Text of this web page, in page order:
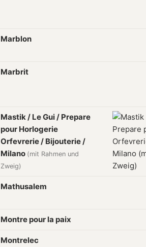
Marblon
Marbrit
Mastik / Le Gui / Prepare
pour Horlogerie
Orfevrerie / Bijouterie /
Milano (mit Rahmen und
Zweig)
Mathusalem
Montre pour la paix
Montrelec